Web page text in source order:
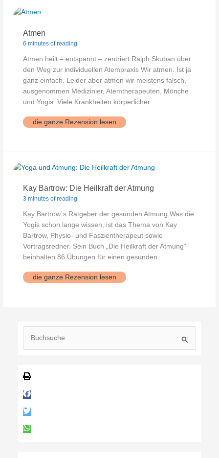
Atmen
6 minutes of reading
Atmen heilt – entspannt – zentriert Ralph Skuban über
den Weg zur individuellen Atempraxis Wir atmen. Ist ja
ganz einfach. Leider aber atmen wir meistens falsch,
ausgenommen Medizinier, Atemtherapeuten, Mönche
und Yogis. Viele Krankheiten körperlicher
Atmen
die ganze Rezension lesen
Kay Bartrow: Die Heilkraft der Atmung
3 minutes of reading
Kay Bartrow´s Ratgeber der gesunden Atmung Was die
Yogis schon lange wissen, ist das Thema von Kay
Bartrow, Physio- und Faszientherapeut sowie
Vortragsredner. Sein Buch „Die Heilkraft der Atmung“
beinhalten 86 Übungen für einen gesunden
Kay
Bartrow:
die ganze Rezension lesen
e
n
a
h